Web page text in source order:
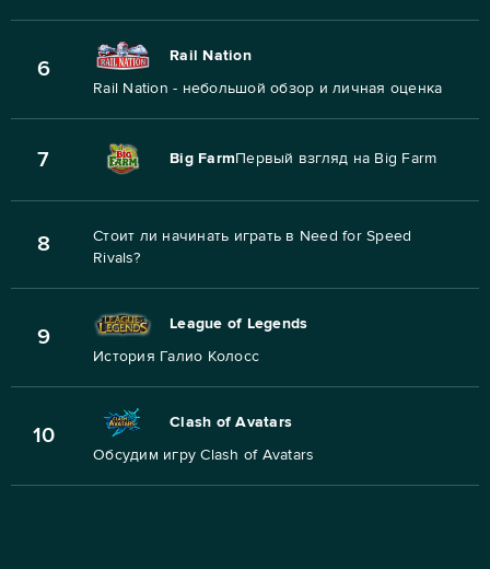
6
Rail Nation
Rail Nation - небольшой обзор и личная оценка
7 Big FarmПервый взгляд на Big Farm
8
Стоит ли начинать играть в Need for Speed
Rivals?
9
League of Legends
История Галио Колосс
10
Clash of Avatars
Обсудим игру Clash of Avatars